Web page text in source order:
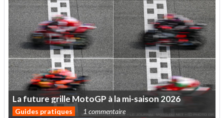
Lafuturegrille MotoGP àlami-saison 2026
Guides pratiques 1 commentaire